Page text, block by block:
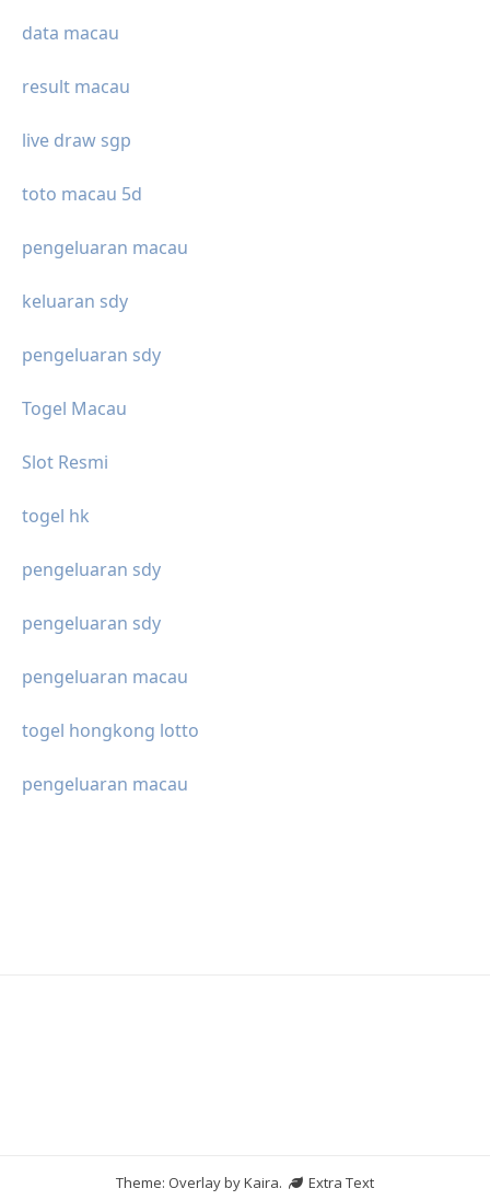
data macau
result macau
live draw sgp
toto macau 5d
pengeluaran macau
keluaran sdy
pengeluaran sdy
Togel Macau
Slot Resmi
togel hk
pengeluaran sdy
pengeluaran sdy
pengeluaran macau
togel hongkong lotto
pengeluaran macau
Theme: Overlay byKaira.
Extra Text